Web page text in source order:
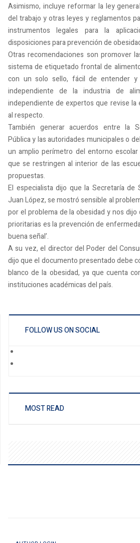
Asimismo, incluye reformar la ley
del trabajo y otras leyes y reglamentos
instrumentos legales para la
disposiciones para prevención de
Otras recomendaciones son promover
sistema de etiquetado frontal de
con un solo sello, fácil de entender y
independiente de la industria de
independiente de expertos que revise la
al respecto.
También generar acuerdos entre la
Pública y las autoridades municipales o
un amplio perímetro del entorno
que se restringen al interior de las
propuestas.
El especialista dijo que la Secretaría de
Juan López, se mostró sensible al
por el problema de la obesidad y nos
prioritarias es la prevención de
buena señal’.
A su vez, el director del Poder del
dijo que el documento presentado debe
blanco de la obesidad, ya que cuenta
instituciones académicas del país.
FOLLOW US ON SOCIAL
MOST READ